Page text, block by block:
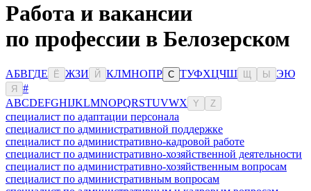
Работа и вакансии
по профессии в Белозерском
АБВГДЕ Ё ЖЗИ Й КЛМНОПР С ТУФХЦЧШ Ы ЭЮ
Я
#
ABCDEFGHIJKLMNOPQRSTUVWX Y Z
специалист по адаптации персонала
специалист по административной поддержке
специалист по административно-кадровой работе
специалист по административно-хозяйственной деятельности
специалист по административно-хозяйственным вопросам
специалист по административным вопросам